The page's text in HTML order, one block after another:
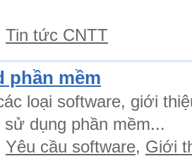
Tin tức CNTT
phần mềm
loại software, giới
dụng phần mềm...
Yêu cầu software, Giới